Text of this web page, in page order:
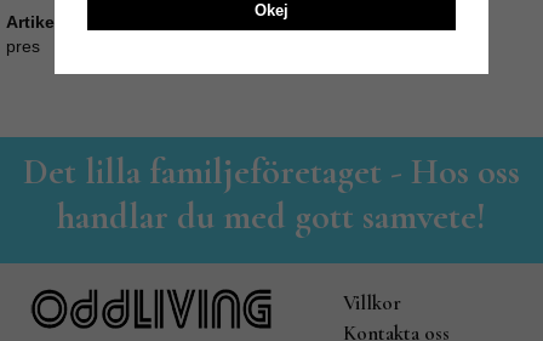
Artikelnummer:
pres
Det lilla familjeföretaget - Hos oss
handlar du med gott samvete!
Villkor
Kontakta oss
Okej